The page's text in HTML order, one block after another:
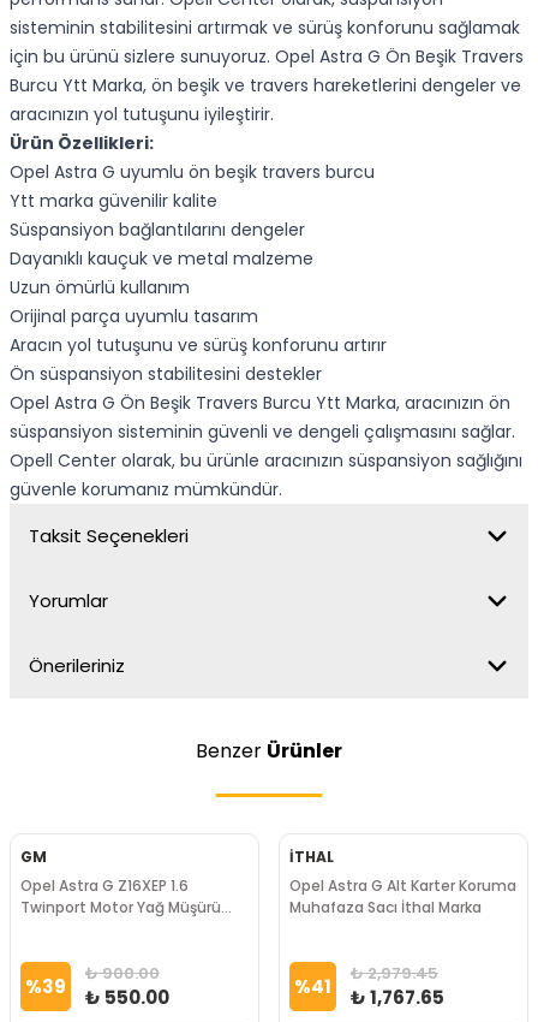
sisteminin stabilitesini artırmak ve sürüş konforunu sağlamak
için bu ürünü sizlere sunuyoruz. Opel Astra G Ön Beşik Travers
Burcu Ytt Marka, ön beşik ve travers hareketlerini dengeler ve
aracınızın yol tutuşunu iyileştirir.
Ürün Özellikleri:
Opel Astra G uyumlu ön beşik travers burcu
Ytt marka güvenilir kalite
Süspansiyon bağlantılarını dengeler
Dayanıklı kauçuk ve metal malzeme
Uzun ömürlü kullanım
Orijinal parça uyumlu tasarım
Aracın yol tutuşunu ve sürüş konforunu artırır
Ön süspansiyon stabilitesini destekler
Opel Astra G Ön Beşik Travers Burcu Ytt Marka, aracınızın ön
süspansiyon sisteminin güvenli ve dengeli çalışmasını sağlar.
Opell Center olarak, bu ürünle aracınızın süspansiyon sağlığını
güvenle korumanız mümkündür.
Taksit Seçenekleri
Yorumlar
Önerileriniz
Benzer Ürünler
GM
Opel Astra G Z16XEP 1.6
Twinport Motor Yağ Müşürü
%39 ₺ 900.00
₺ 550.00
İTHAL
Opel Astra G Alt Karter Koruma
Muhafaza Sacı İthal Marka
%41 ₺ 2,979.45
₺ 1,767.65